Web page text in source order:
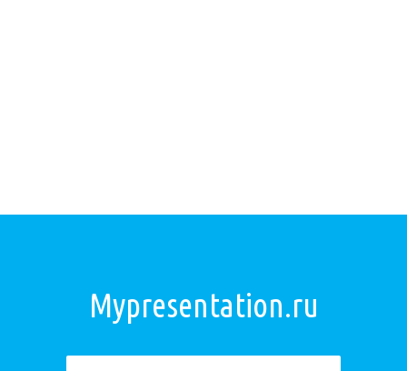
Mypresentation.ru